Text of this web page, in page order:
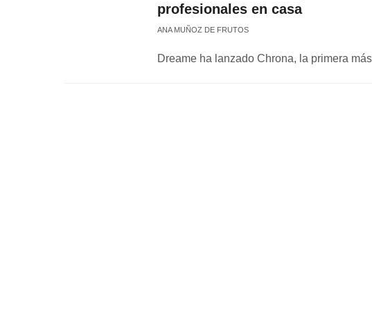
profesionales en casa
ANA MUÑOZ DE FRUTOS
Dreame ha lanzado Chrona, la primera